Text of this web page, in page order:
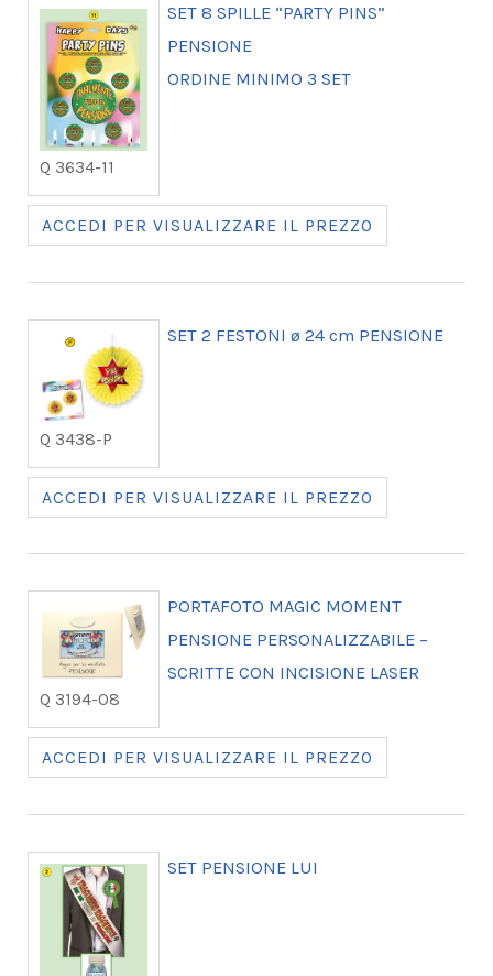
Q 3634-11
SET 8 SPILLE “PARTY PINS”
PENSIONE
ORDINE MINIMO 3 SET
ACCEDI PER VISUALIZZARE IL PREZZO
Q 3438-P
SET 2 FESTONI ø 24 cm PENSIONE
ACCEDI PER VISUALIZZARE IL PREZZO
Q 3194-08
PORTAFOTO MAGIC MOMENT
PENSIONE PERSONALIZZABILE –
SCRITTE CON INCISIONE LASER
ACCEDI PER VISUALIZZARE IL PREZZO
SET PENSIONE LUI